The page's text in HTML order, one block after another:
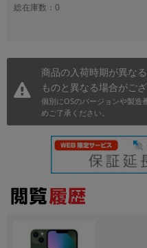
総在庫数：0
商品の入荷時期が異な
ものと異なる場合がござ
個別にOSのバージョンや製造
めご了承ください。
年
各項目のチェックボックスは「or検索」となり
ただし機能別のみ「and検索」となります。